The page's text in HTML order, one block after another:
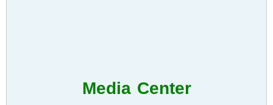
Media Center